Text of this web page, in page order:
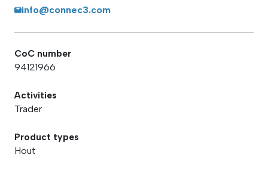
info@connec3.com
CoC number
94121966
Activities
Trader
Product types
Hout